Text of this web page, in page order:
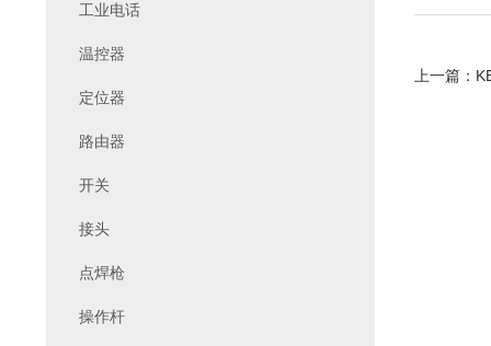
上一篇：
工业电话
温控器
定位器
路由器
开关
接头
点焊枪
操作杆